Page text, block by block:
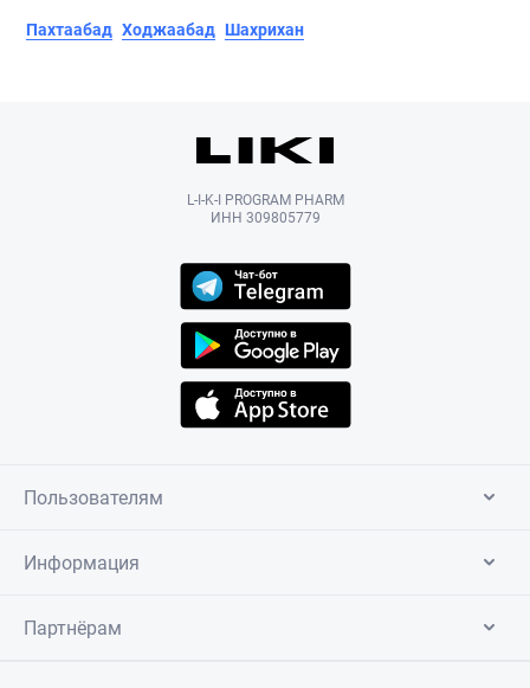
Пахтаабад Ходжаабад Шахрихан
L-I-K-I PROGRAM PHARM
ИНН 309805779
Пользователям
Информация
Партнёрам